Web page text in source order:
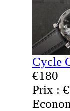
Cycle
€180
Prix :